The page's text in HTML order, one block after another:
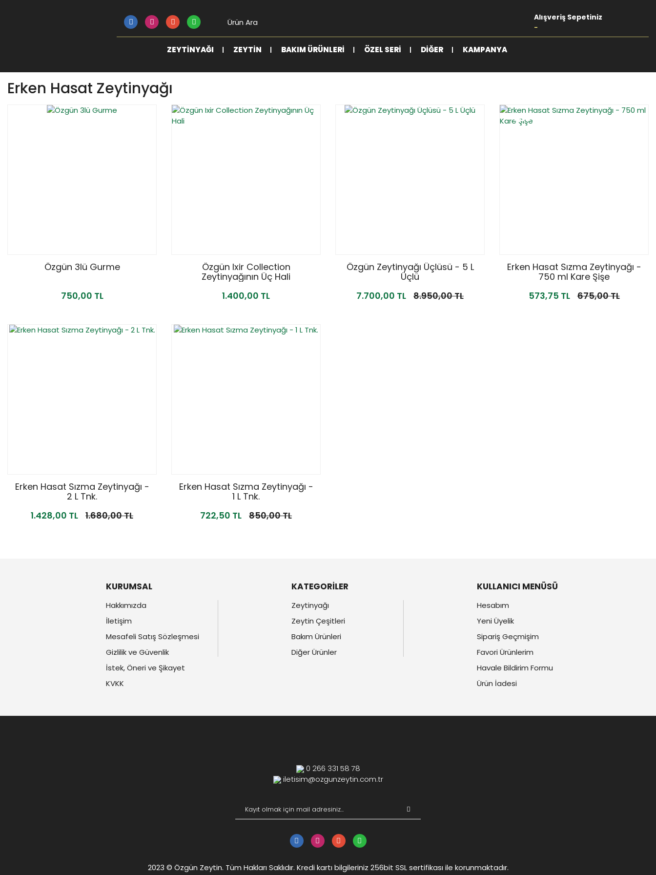
Alışveriş Sepetiniz
-
ZEYTINYAĞI ZEYTIN BAKIM ÜRÜNLERI ÖZEL SERI DIĞER KAMPANYA
Erken Hasat Zeytinyağı
Özgün 3lü Gurme
750,00 TL
Özgün Ixir Collection
Zeytinyağının Üç Hali
1.400,00 TL
YENİ %14
Özgün Zeytinyağı Üçlüsü - 5 L
Üçlü
7.700,00 TL 8.950,00 TL
YENİ
Erken Hasat Sızma Zeytinyağı -
750 ml Kare Şişe
573,75 TL 675,00 TL
Erken Hasat Sızma Zeytinyağı -
2 L Tnk.
1.428,00 TL 1.680,00 TL
Erken Hasat Sızma Zeytinyağı -
1 L Tnk.
722,50 TL 850,00 TL
KURUMSAL
Hakkımızda
İletişim
Mesafeli Satış Sözleşmesi
Gizlilik ve Güvenlik
İstek, Öneri ve Şikayet
KVKK
KATEGORİLER
Zeytinyağı
Zeytin Çeşitleri
Bakım Ürünleri
Diğer Ürünler
KULLANICI MENÜSÜ
Hesabım
Yeni Üyelik
Sipariş Geçmişim
Favori Ürünlerim
Havale Bildirim Formu
Ürün İadesi
0 266 331 58 78
iletisim@ozgunzeytin.com.tr
2023 © Özgün Zeytin. Tüm Hakları Saklıdır. Kredi kartı bilgileriniz 256bit SSL sertifikası ile korunmaktadır.